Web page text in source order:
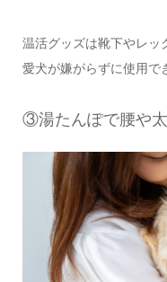
温活グッズは靴下やレッ
愛犬が嫌がらずに使用で
③湯たんぽで腰や